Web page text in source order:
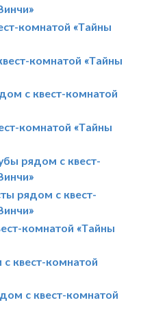
комнатой «Тайны
комнатой «Тайны
с квест-комнатой
комнатой «Тайны
рядом с квест-
рядом с квест-
комнатой «Тайны
квест-комнатой
с квест-комнатой